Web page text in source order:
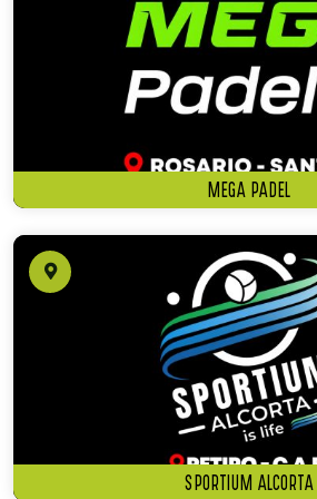
MEGA PADEL
SPORTIUM ALCORTA